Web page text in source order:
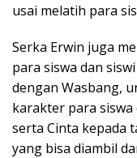
usai melatih para
Serka Erwin juga
para siswa dan
dengan Wasbang,
karakter para
serta Cinta kepada
yang bisa diambil